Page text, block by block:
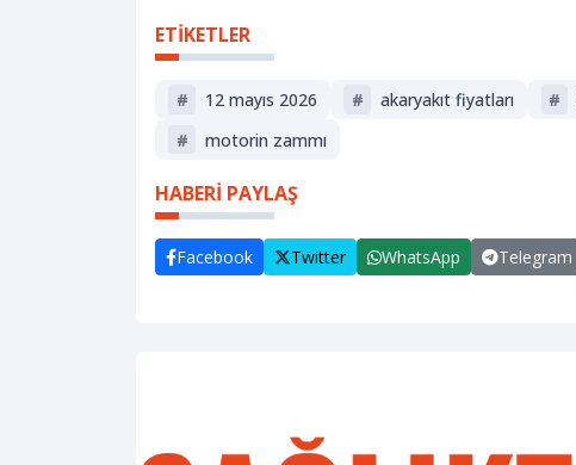
ETİKETLER
# 12 mayıs 2026 # akaryakıt fiyatları #
#
motorin zammı
HABERİ PAYLAŞ
Facebook Twitter WhatsApp Telegram